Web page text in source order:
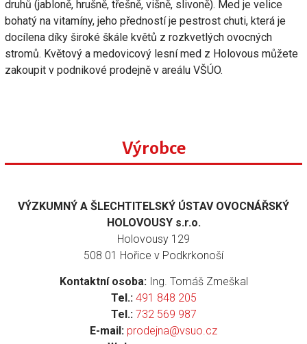
druhů (jabloně, hrušně, třešně, višně, slivoně). Med je velice
bohatý na vitamíny, jeho předností je pestrost chuti, která je
docílena díky široké škále květů z rozkvetlých ovocných
stromů. Květový a medovicový lesní med z Holovous můžete
zakoupit v podnikové prodejně v areálu VŠÚO.
Výrobce
VÝZKUMNÝ A ŠLECHTITELSKÝ ÚSTAV OVOCNÁŘSKÝ
HOLOVOUSY s.r.o.
Holovousy 129
508 01 Hořice v Podkrkonoší
Kontaktní osoba:Ing. Tomáš Zmeškal
Tel.: 491 848 205
Tel.: 732 569 987
E-mail: prodejna@vsuo.cz